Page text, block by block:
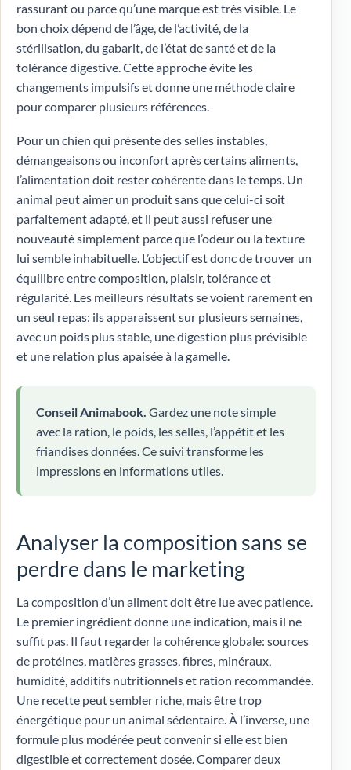
rassurant ou parce qu’une marque est très visible. Le
bon choix dépend de l’âge, de l’activité, de la
stérilisation, du gabarit, de l’état de santé et de la
tolérance digestive. Cette approche évite les
changements impulsifs et donne une méthode claire
pour comparer plusieurs références.
Pour un chien qui présente des selles instables,
démangeaisons ou inconfort après certains aliments,
l’alimentation doit rester cohérente dans le temps. Un
animal peut aimer un produit sans que celui-ci soit
parfaitement adapté, et il peut aussi refuser une
nouveauté simplement parce que l’odeur ou la texture
lui semble inhabituelle. L’objectif est donc de trouver un
équilibre entre composition, plaisir, tolérance et
régularité. Les meilleurs résultats se voient rarement en
un seul repas: ils apparaissent sur plusieurs semaines,
avec un poids plus stable, une digestion plus prévisible
et une relation plus apaisée à la gamelle.
Conseil Animabook. Gardez une note simple
avec la ration, le poids, les selles, l’appétit et les
friandises données. Ce suivi transforme les
impressions en informations utiles.
Analyser la composition sans se
perdre dans le marketing
La composition d’un aliment doit être lue avec patience.
Le premier ingrédient donne une indication, mais il ne
suffit pas. Il faut regarder la cohérence globale: sources
de protéines, matières grasses, fibres, minéraux,
humidité, additifs nutritionnels et ration recommandée.
Une recette peut sembler riche, mais être trop
énergétique pour un animal sédentaire. À l’inverse, une
formule plus modérée peut convenir si elle est bien
digestible et correctement dosée. Comparer deux